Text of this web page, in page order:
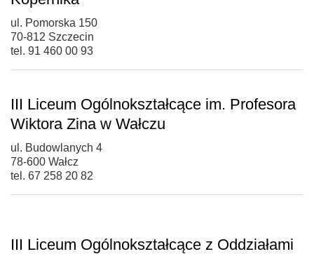
ul. Pomorska 150
70-812 Szczecin
tel. 91 460 00 93
III Liceum Ogólnokształcące im. Profesora
Wiktora Zina w Wałczu
ul. Budowlanych 4
78-600 Wałcz
tel. 67 258 20 82
III Liceum Ogólnokształcące z Oddziałami